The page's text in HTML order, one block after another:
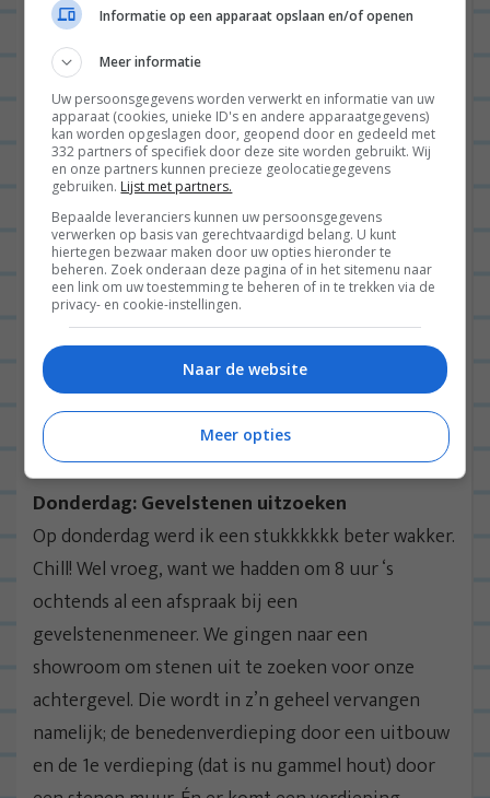
2 minuten voordat ‘ie in slaap viel
Donderdag: Gevelstenen uitzoeken
Op donderdag werd ik een stukkkkkk beter wakker.
Chill! Wel vroeg, want we hadden om 8 uur ‘s
ochtends al een afspraak bij een
gevelstenenmeneer. We gingen naar een
showroom om stenen uit te zoeken voor onze
achtergevel. Die wordt in z’n geheel vervangen
namelijk; de benedenverdieping door een uitbouw
en de 1e verdieping (dat is nu gammel hout) door
Informatie op een apparaat opslaan en/of openen
Meer informatie
Uw persoonsgegevens worden verwerkt en informatie van uw
apparaat (cookies, unieke ID's en andere apparaatgegevens)
kan worden opgeslagen door, geopend door en gedeeld met
332 partners of specifiek door deze site worden gebruikt. Wij
en onze partners kunnen precieze geolocatiegegevens
gebruiken. Lijst met partners.
Bepaalde leveranciers kunnen uw persoonsgegevens
verwerken op basis van gerechtvaardigd belang. U kunt
hiertegen bezwaar maken door uw opties hieronder te
beheren. Zoek onderaan deze pagina of in het sitemenu naar
een link om uw toestemming te beheren of in te trekken via de
privacy- en cookie-instellingen.
Naar de website
Meer opties